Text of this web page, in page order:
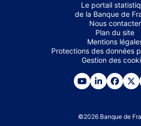
Le portail
de la Banque de
Nous contacter
Plan du site
Mentions
Protections des données
Gestion des
©2026 Banque de